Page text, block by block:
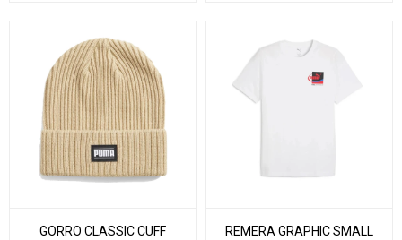
GORRO CLASSIC CUFF
REMERA GRAPHIC SMALL